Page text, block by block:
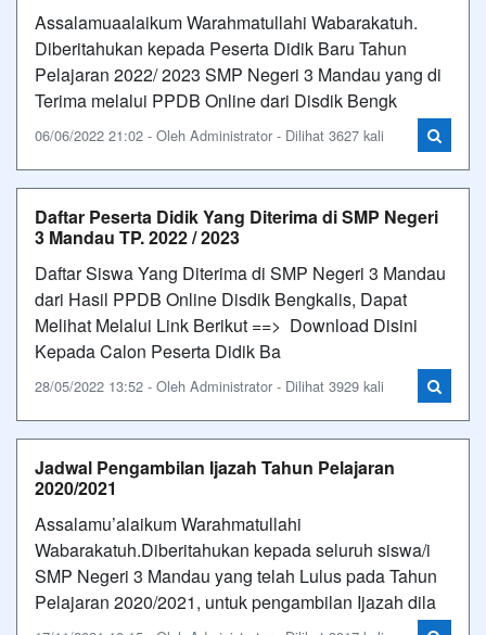
Assalamuaalaikum Warahmatullahi Wabarakatuh.
Diberitahukan kepada Peserta Didik Baru Tahun
Pelajaran 2022/ 2023 SMP Negeri 3 Mandau yang di
Terima melalui PPDB Online dari Disdik Bengk
06/06/2022 21:02 - Oleh Administrator - Dilihat 3627 kali
Daftar Peserta Didik Yang Diterima di SMP Negeri
3 Mandau TP. 2022 / 2023
Daftar Siswa Yang Diterima di SMP Negeri 3 Mandau
dari Hasil PPDB Online Disdik Bengkalis, Dapat
Melihat Melalui Link Berikut ==> Download Disini
Kepada Calon Peserta Didik Ba
28/05/2022 13:52 - Oleh Administrator - Dilihat 3929 kali
Jadwal Pengambilan Ijazah Tahun Pelajaran
2020/2021
Assalamu’alaikum Warahmatullahi
Wabarakatuh.Diberitahukan kepada seluruh siswa/i
SMP Negeri 3 Mandau yang telah Lulus pada Tahun
Pelajaran 2020/2021, untuk pengambilan Ijazah dila